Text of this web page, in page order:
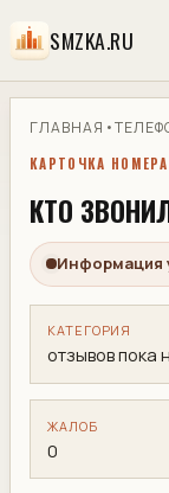
SMZKA.RU
ГЛАВНАЯ •
КАРТОЧКА НОМЕРА
КТО
Информация
КАТЕГОРИЯ
отзывов пока
ЖАЛОБ
0